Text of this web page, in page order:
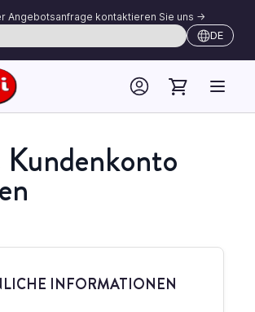
Angebotsanfrage kontaktieren Sie uns ->
DE
Kundenkonto
INFORMATIONEN